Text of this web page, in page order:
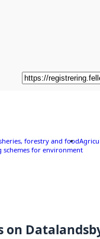
forestry and food
schemes for environment
on